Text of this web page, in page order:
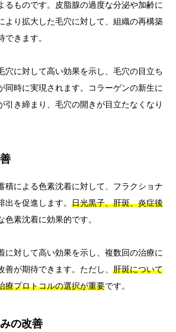
るものです。皮脂腺の過度な分泌や加齢に
より拡大した毛穴に対して、組織の再構築
できます。
穴に対して高い効果を示し、毛穴の目立ち
同時に実現されます。コラーゲンの新生に
引き締まり、毛穴の開きが目立たなくなり
積による色素沈着に対して、フラクショナ
出を促進します。 日光黒子、肝斑、炎症後
色素沈着に効果的です。
に対して高い効果を示し、複数回の治療に
善が期待できます。ただし、 肝斑について
療プロトコルの選択が重要です。
の改善